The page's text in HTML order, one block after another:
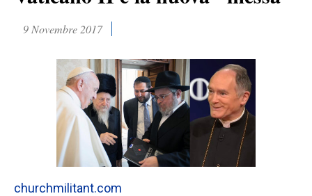
9 Novembre 2017
churchmilitant.com